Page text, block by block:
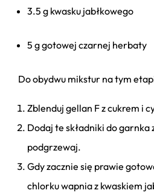
3.5 g kwasku jabłkowego
5 g gotowej czarnej herbaty
Do obydwu mikstur na tym
Zblenduj gellan F z cukrem i
Dodaj te składniki do garnka
podgrzewaj.
Gdy zacznie się prawie
chlorku wapnia z kwaskiem